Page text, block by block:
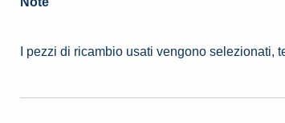
I pezzi di ricambio usati vengono